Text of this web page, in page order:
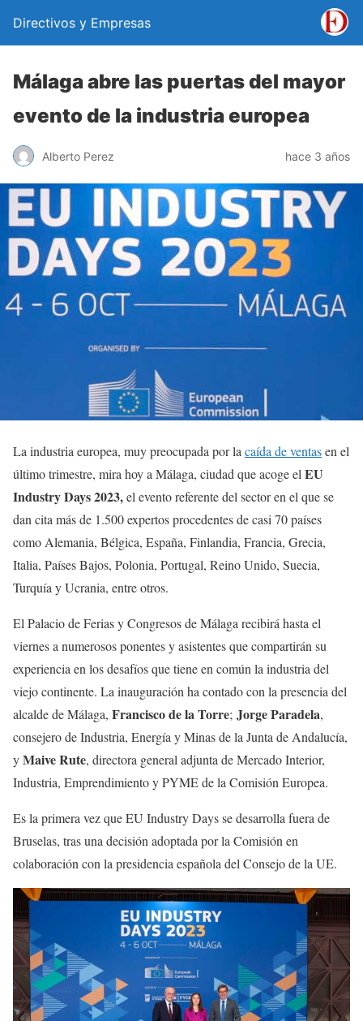
Directivos y Empresas
Málaga abre las puertas del mayor
evento de la industria europea
Alberto Perez hace 3 años
La industria europea, muy preocupada por la caída de ventasen el
último trimestre, mira hoy a Málaga, ciudad que acoge el EU
Industry Days 2023,el evento referente del sector en el que se
dan cita más de 1.500 expertos procedentes de casi 70 países
como Alemania, Bélgica, España, Finlandia, Francia, Grecia,
Italia, Países Bajos, Polonia, Portugal, Reino Unido, Suecia,
Turquía y Ucrania, entre otros.
El Palacio de Ferias y Congresos de Málaga recibirá hasta el
viernes a numerosos ponentes y asistentes que compartirán su
experiencia en los desafíos que tiene en común la industria del
viejo continente. La inauguración ha contado con la presencia del
alcalde de Málaga, Francisco de la Torre; Jorge Paradela,
consejero de Industria, Energía y Minas de la Junta de Andalucía,
yMaive Rute, directora general adjunta de Mercado Interior,
Industria, Emprendimiento y PYME de la Comisión Europea.
Es la primera vez que EU Industry Days se desarrolla fuera de
Bruselas, tras una decisión adoptada por la Comisión en
colaboración con la presidencia española del Consejo de la UE.